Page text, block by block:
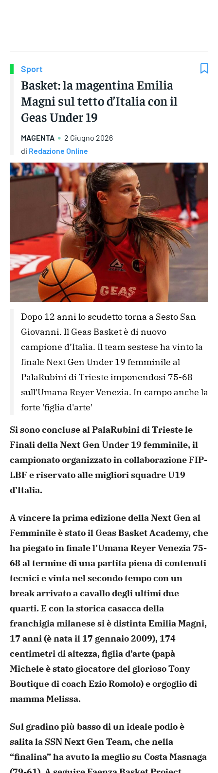
Sport
Basket: la magentina Emilia
Magni sul tetto d’Italia con il
Geas Under 19
MAGENTA
2 Giugno 2026
di Redazione Online
Dopo 12 anni lo scudetto torna a Sesto San
Giovanni. Il Geas Basket è di nuovo
campione d’Italia. Il team sestese ha vinto la
finale Next Gen Under 19 femminile al
PalaRubini di Trieste imponendosi 75-68
sull'Umana Reyer Venezia. In campo anche la
forte 'figlia d'arte'
Si sono concluse al PalaRubini di Trieste le
Finali della Next Gen Under 19 femminile, il
campionato organizzato in collaborazione FIP-
LBF e riservato alle migliori squadre U19
d’Italia.
A vincere la prima edizione della Next Gen al
Femminile è stato il Geas Basket Academy, che
ha piegato in finale l’Umana Reyer Venezia 75-
68 al termine di una partita piena di contenuti
tecnici e vinta nel secondo tempo con un
break arrivato a cavallo degli ultimi due
quarti. E con la storica casacca della
franchigia milanese si è distinta Emilia Magni,
17 anni (è nata il 17 gennaio 2009), 174
centimetri di altezza, figlia d’arte (papà
Michele è stato giocatore del glorioso Tony
Boutique di coach Ezio Romolo) e orgoglio di
mamma Melissa.
Sul gradino più basso di un ideale podio è
salita la SSN Next Gen Team, che nella
“finalina” ha avuto la meglio su Costa Masnaga